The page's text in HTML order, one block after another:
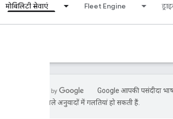
मोबिलिटी सेवाएं Fleet Engine
Google आपकी पसंदीदा
एआई से मिले अनुवादों में गलतियां हो सकती हैं.